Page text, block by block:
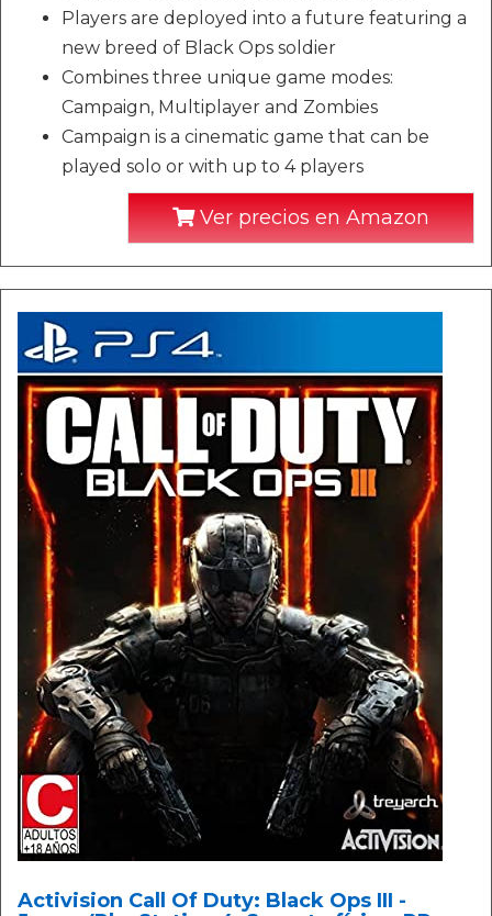
Players are deployed into a future featuring a
new breed of Black Ops soldier
Combines three unique game modes:
Campaign, Multiplayer and Zombies
Campaign is a cinematic game that can be
played solo or with up to 4 players
Ver precios en Amazon
Activision Call Of Duty: Black Ops III -